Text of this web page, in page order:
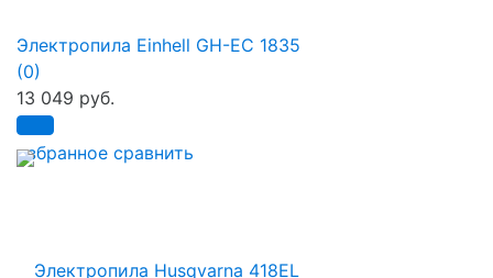
избранное сравнить
Электропила Einhell GH-EC 1835
(0)
13 049 руб.